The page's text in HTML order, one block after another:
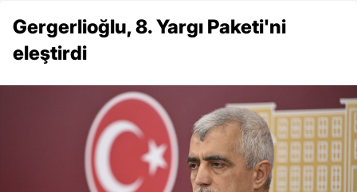
Gergerlioğlu, 8. Yargı Paketi'ni
eleştirdi